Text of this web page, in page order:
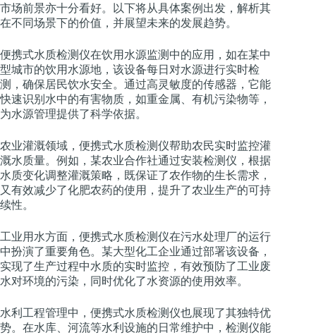
市场前景亦十分看好。以下将从具体案例出发，解析其
在不同场景下的价值，并展望未来的发展趋势。
便携式水质检测仪在饮用水源监测中的应用，如在某中
型城市的饮用水源地，该设备每日对水源进行实时检
测，确保居民饮水安全。通过高灵敏度的传感器，它能
快速识别水中的有害物质，如重金属、有机污染物等，
为水源管理提供了科学依据。
农业灌溉领域，便携式水质检测仪帮助农民实时监控灌
溉水质量。例如，某农业合作社通过安装检测仪，根据
水质变化调整灌溉策略，既保证了农作物的生长需求，
又有效减少了化肥农药的使用，提升了农业生产的可持
续性。
工业用水方面，便携式水质检测仪在污水处理厂的运行
中扮演了重要角色。某大型化工企业通过部署该设备，
实现了生产过程中水质的实时监控，有效预防了工业废
水对环境的污染，同时优化了水资源的使用效率。
水利工程管理中，便携式水质检测仪也展现了其独特优
势。在水库、河流等水利设施的日常维护中，检测仪能